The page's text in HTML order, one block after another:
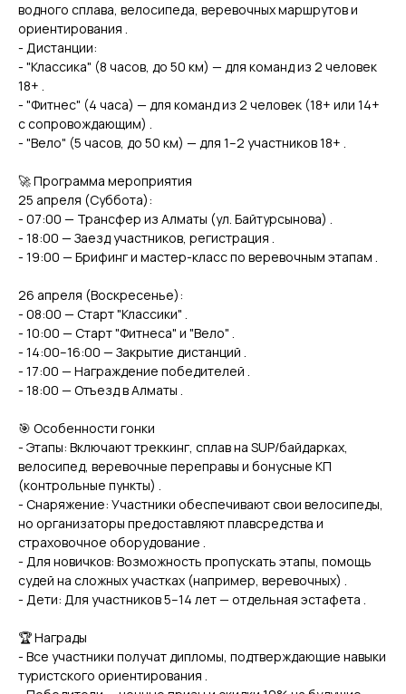
водного сплава, велосипеда, веревочных маршрутов и
ориентирования .
- Дистанции:
- "Классика" (8 часов, до 50 км) — для команд из 2 человек
18+ .
- "Фитнес" (4 часа) — для команд из 2 человек (18+ или 14+
с сопровождающим) .
- "Вело" (5 часов, до 50 км) — для 1–2 участников 18+ .
🚀 Программа мероприятия
25 апреля (Суббота):
- 07:00 — Трансфер из Алматы (ул. Байтурсынова) .
- 18:00 — Заезд участников, регистрация .
- 19:00 — Брифинг и мастер-класс по веревочным этапам .
26 апреля (Воскресенье):
- 08:00 — Старт "Классики" .
- 10:00 — Старт "Фитнеса" и "Вело" .
- 14:00–16:00 — Закрытие дистанций .
- 17:00 — Награждение победителей .
- 18:00 — Отъезд в Алматы .
🎯 Особенности гонки
- Этапы: Включают треккинг, сплав на SUP/байдарках,
велосипед, веревочные переправы и бонусные КП
(контрольные пункты) .
- Снаряжение: Участники обеспечивают свои велосипеды,
но организаторы предоставляют плавсредства и
страховочное оборудование .
- Для новичков: Возможность пропускать этапы, помощь
судей на сложных участках (например, веревочных) .
- Дети: Для участников 5–14 лет — отдельная эстафета .
🏆 Награды
- Все участники получат дипломы, подтверждающие навыки
туристского ориентирования .